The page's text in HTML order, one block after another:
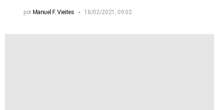
por Manuel F. Vieites 18/02/2021, 09:02